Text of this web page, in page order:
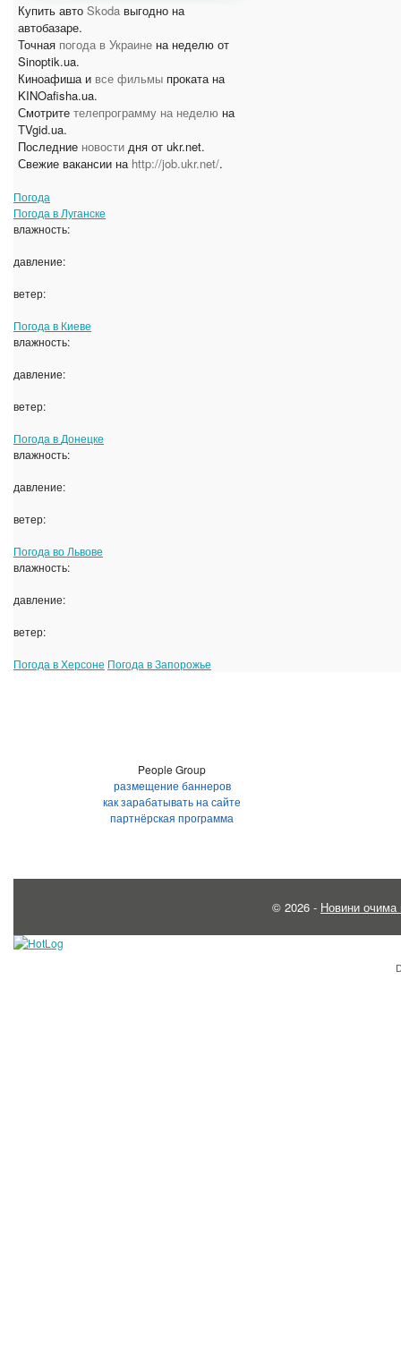
Купить авто Skoda выгодно на
автобазаре.
Точная погода в Украине на неделю от
Sinoptik.ua.
Киноафиша и все фильмы проката на
KINOafisha.ua.
Смотрите телепрограмму на неделю на
TVgid.ua.
Последние новости дня от ukr.net.
Свежие вакансии на http://job.ukr.net/.
Погода
Погода в Луганске
влажность:
давление:
ветер:
Погода в Киеве
влажность:
давление:
ветер:
Погода в Донецке
влажность:
давление:
ветер:
Погода во Львове
влажность:
давление:
ветер:
Погода в Херсоне Погода в Запорожье
People Group
размещение баннеров
как зарабатывать на сайте
партнёрская программа
© 2026 - Новини очима